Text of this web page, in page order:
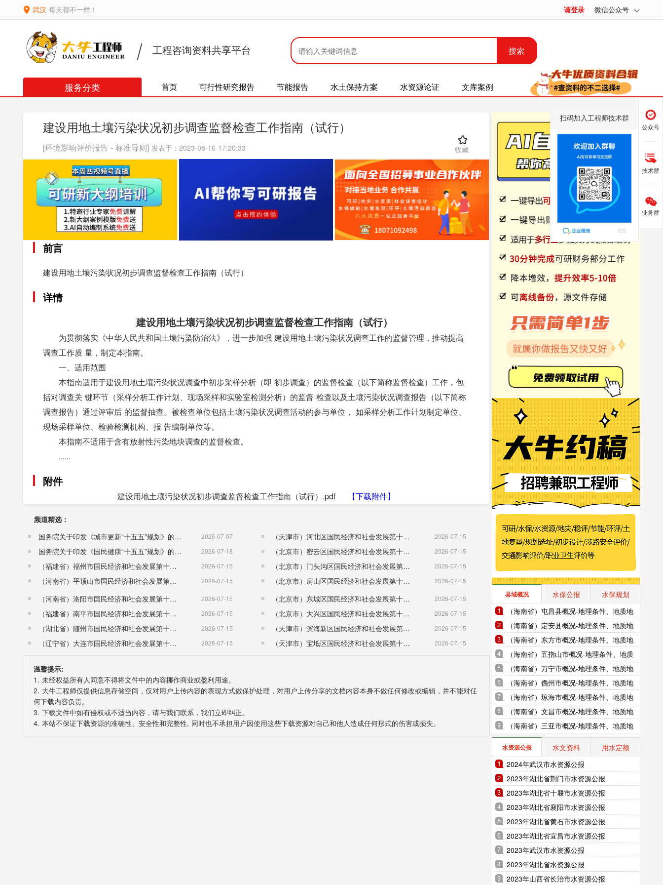
武汉 每天都不一样！ 请登录 微信公众号
工程咨询资料共享平台 搜索
服务分类 首页 可行性研究报告 节能报告 水土保持方案 水资源论证 文库案例
建设用地土壤污染状况初步调查监督检查工作指南（试行）
[环境影响评价报告 - 标准导则] 发表于：2023-08-16 17:20:33 收藏
前言
建设用地土壤污染状况初步调查监督检查工作指南（试行）
详情
建设用地土壤污染状况初步调查监督检查工作指南（试行）
为贯彻落实《中华人民共和国土壤污染防治法》，进一步加强 建设用地土壤污染状况调查工作的监督管理，推动提高
调查工作质 量，制定本指南。
一、适用范围
本指南适用于建设用地土壤污染状况调查中初步采样分析（即 初步调查）的监督检查（以下简称监督检查）工作，包
括对调查关 键环节（采样分析工作计划、现场采样和实验室检测分析）的监督 检查以及土壤污染状况调查报告（以下简称
调查报告）通过评审后 的监督抽查。被检查单位包括土壤污染状况调查活动的参与单位， 如采样分析工作计划制定单位、
现场采样单位、检验检测机构、报 告编制单位等。
本指南不适用于含有放射性污染地块调查的监督检查。
......
附件
建设用地土壤污染状况初步调查监督检查工作指南（试行）.pdf 【下载附件】
频道精选：
国务院关于印发《城市更新“十五五”规划》的通知（国发〔2026〕12号）
2026-07-07
国务院关于印发《国民健康“十五五”规划》的通知 （国发〔2026〕23号） 2026-07-18
（福建省）福州市国民经济和社会发展第十五个五年规划纲要 2026-07-15
（河南省）平顶山市国民经济和社会发展第十五个五年规划纲要 2026-07-15
（河南省）洛阳市国民经济和社会发展第十五个五年规划纲要 2026-07-15
（福建省）南平市国民经济和社会发展第十五个五年规划纲要 2026-07-15
（湖北省）随州市国民经济和社会发展第十五个五年规划纲要 2026-07-15
（辽宁省）大连市国民经济和社会发展第十五个五年规划纲要 2026-07-15
（天津市）河北区国民经济和社会发展第十五个五年规划纲要 2026-07-15
（北京市）密云区国民经济和社会发展第十五个五年规划纲要 2026-07-15
（北京市）门头沟区国民经济和社会发展第十五个五年规划纲要 2026-07-15
（北京市）房山区国民经济和社会发展第十五个五年规划纲要 2026-07-15
（北京市）东城区国民经济和社会发展第十五个五年规划纲要 2026-07-15
（北京市）大兴区国民经济和社会发展第十五个五年规划纲要 2026-07-15
（天津市）滨海新区国民经济和社会发展第十五个五年规划纲要 2026-07-15
（天津市）宝坻区国民经济和社会发展第十五个五年规划纲要 2026-07-15
温馨提示:
1. 未经权益所有人同意不得将文件中的内容挪作商业或盈利用途。
2. 大牛工程师仅提供信息存储空间，仅对用户上传内容的表现方式做保护处理，对用户上传分享的文档内容本身不做任何修改或编辑，并不能对任
何下载内容负责。
3. 下载文件中如有侵权或不适当内容，请与我们联系，我们立即纠正。
4. 本站不保证下载资源的准确性、安全性和完整性, 同时也不承担用户因使用这些下载资源对自己和他人造成任何形式的伤害或损失。
县域概况 水保公报
水保规划
（海南省）屯昌县概况-地理条件、地质地
貌、气象水文、地形图水系图
（海南省）定安县概况-地理条件、地质地
貌、气象水文、地形图水系图
（海南省）东方市概况-地理条件、地质地
貌、气象水文、地形图水系图
（海南省）五指山市概况-地理条件、地质
地貌、气象水文、地形图水系图
（海南省）万宁市概况-地理条件、地质地
貌、气象水文、地形图水系图
（海南省）儋州市概况-地理条件、地质地
貌、气象水文、地形图水系图
（海南省）琼海市概况-地理条件、地质地
貌、气象水文、地形图水系图
（海南省）文昌市概况-地理条件、地质地
貌、气象水文、地形图水系图
（海南省）三亚市概况-地理条件、地质地
貌、气象水文、地形图水系图
水资源公报 水文资料
用水定额
2024年武汉市水资源公报
2023年湖北省荆门市水资源公报
2023年湖北省十堰市水资源公报
2023年湖北省襄阳市水资源公报
2023年湖北省黄石市水资源公报
2023年湖北省宜昌市水资源公报
2023年武汉市水资源公报
2023年湖北省水资源公报
2023年山西省长治市水资源公报
公众号
技术群
扫码加入工程师技术群
业务群